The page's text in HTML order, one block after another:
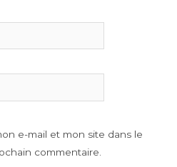
e-mail et mon site dans le
commentaire.